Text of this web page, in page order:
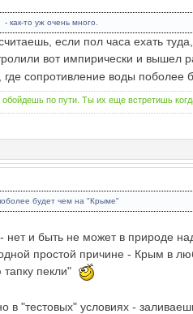
как-то уж очень много.
если пол часа ехать
вот импирически и вышел
сопротивление воды поболее
обойдешь по пути. Ты их еще встретишь
будет чем на "Крыме"
нет и быть не может в природе
простой причине - Крым в
пекли"
в "тестовых" условиях -